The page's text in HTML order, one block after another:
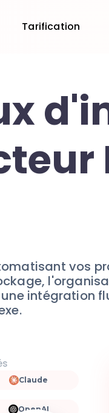
Tarification
vos
intégration
Claude
OpenAI